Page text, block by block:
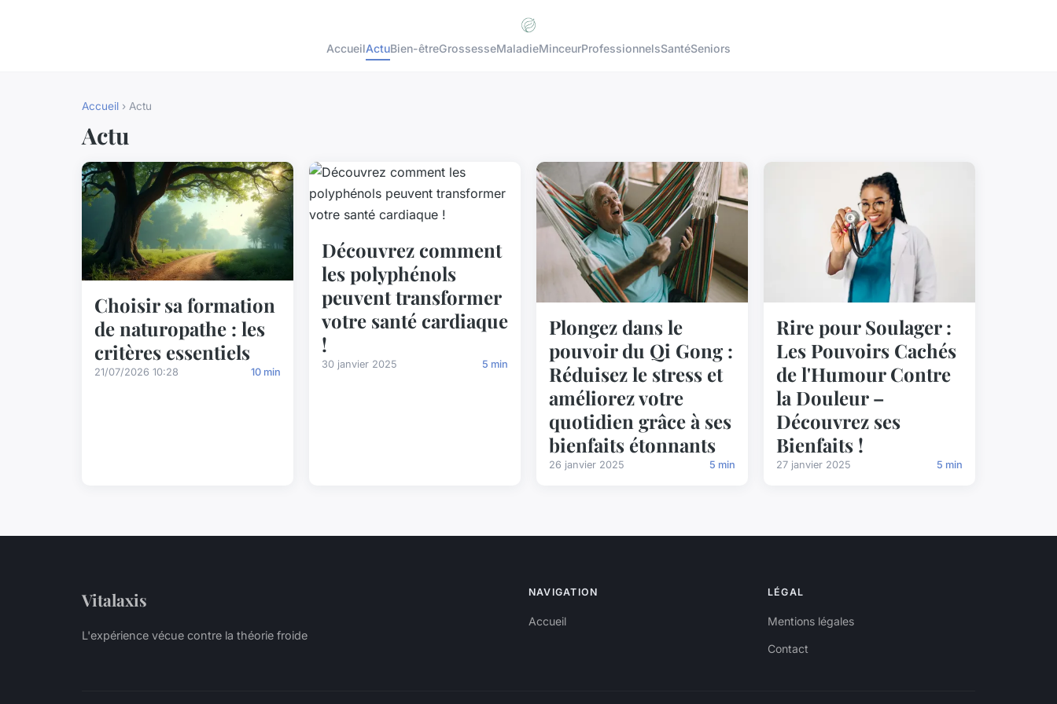
AccueilActuBien-êtreGrossesseMaladieMinceurProfessionnelsSantéSeniors
Accueil › Actu
Actu
Choisir sa formation
de naturopathe : les
critères essentiels
21/07/2026 10:28 10 min
Découvrez comment
les polyphénols
peuvent transformer
votre santé cardiaque
!
30 janvier 2025 5 min
Plongez dans le
pouvoir du Qi Gong :
Réduisez le stress et
améliorez votre
quotidien grâce à ses
bienfaits étonnants
26 janvier 2025 5 min
Rire pour Soulager :
Les Pouvoirs Cachés
de l'Humour Contre
la Douleur –
Découvrez ses
Bienfaits !
27 janvier 2025 5 min
Vitalaxis
L'expérience vécue contre la théorie froide
NAVIGATION
Accueil
LÉGAL
Mentions légales
Contact